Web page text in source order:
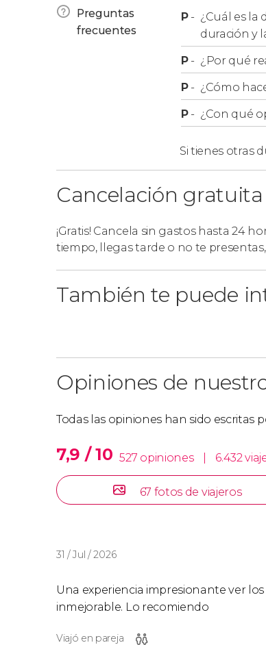
Si lo preferís, podéis acudir
Preguntas
frecuentes
P- ¿Cuál es la
duración y
P- ¿Por qué
P- ¿Cómo
P- ¿Con qué
Si tienes otras
Cancelación gratuita
¡Gratis! Cancela sin gastos hasta 24
tiempo, llegas tarde o no te
También te puede
Opiniones de
Todas las opiniones han sido escritas
7,9 / 10 527 opiniones 6.432
67 fotos de viajeros
31 / Jul / 2026
Una experiencia impresionante ver
inmejorable. Lo recomiendo
Viajó en pareja